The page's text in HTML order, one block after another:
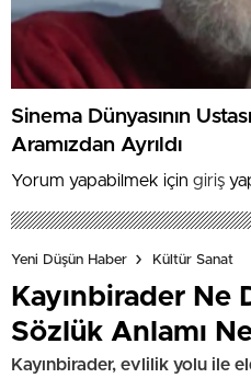
Sinema Dünyasının
Aramızdan Ayrıldı
Yorum yapabilmek için giriş
Yeni Düşün Haber Kültür Sanat
Kayınbirader Ne
Sözlük Anlamı
Kayınbirader, evlilik yolu ile